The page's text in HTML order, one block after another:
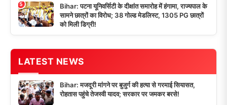
5
Bihar: पटना यूनिवर्सिटी के दीक्षांत समारोह में हंगामा, राज्यपाल के
सामने छात्रों का विरोध; 38 गोल्ड मेडलिस्ट, 1305 PG छात्रों
को मिली डिग्री!
LATEST NEWS
Bihar: मजदूरी मांगने पर बुजुर्ग की हत्या से गरमाई सियासत,
रोहतास पहुंचे तेजस्वी यादव; सरकार पर जमकर बरसे!